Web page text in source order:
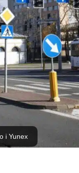
i Yunex